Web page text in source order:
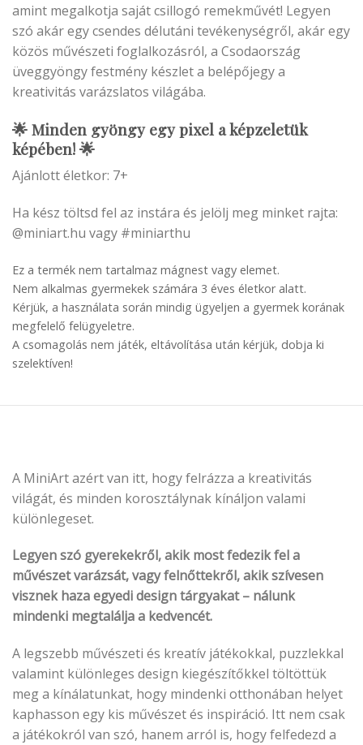
amint megalkotja saját csillogó remekművét! Legyen
szó akár egy csendes délutáni tevékenységről, akár egy
közös művészeti foglalkozásról, a Csodaország
üveggyöngy festmény készlet a belépőjegy a
kreativitás varázslatos világába.
🌟 Minden gyöngy egy pixel a képzeletük
képében! 🌟
Ajánlott életkor: 7+
Ha kész töltsd fel az instára és jelölj meg minket rajta:
@miniart.hu vagy #miniarthu
Ez a termék nem tartalmaz mágnest vagy elemet.
Nem alkalmas gyermekek számára 3 éves életkor alatt.
Kérjük, a használata során mindig ügyeljen a gyermek korának
megfelelő felügyeletre.
A csomagolás nem játék, eltávolítása után kérjük, dobja ki
szelektíven!
A MiniArt azért van itt, hogy felrázza a kreativitás
világát, és minden korosztálynak kínáljon valami
különlegeset.
Legyen szó gyerekekről, akik most fedezik fel a
művészet varázsát, vagy felnőttekről, akik szívesen
visznek haza egyedi design tárgyakat – nálunk
mindenki megtalálja a kedvencét.
A legszebb művészeti és kreatív játékokkal, puzzlekkal
valamint különleges design kiegészítőkkel töltöttük
meg a kínálatunkat, hogy mindenki otthonában helyet
kaphasson egy kis művészet és inspiráció. Itt nem csak
a játékokról van szó, hanem arról is, hogy felfedezd a